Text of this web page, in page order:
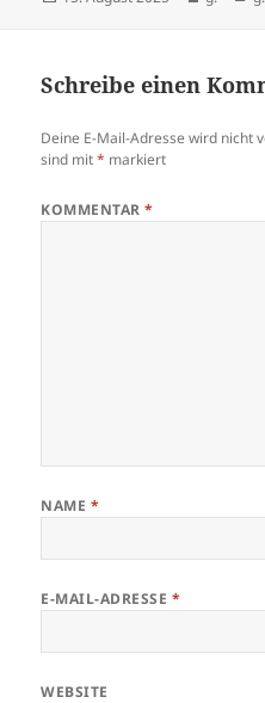
Schreibe einen
Deine E-Mail-Adresse wird nicht
sind mit* markiert
KOMMENTAR*
NAME *
E-MAIL-ADRESSE *
WEBSITE